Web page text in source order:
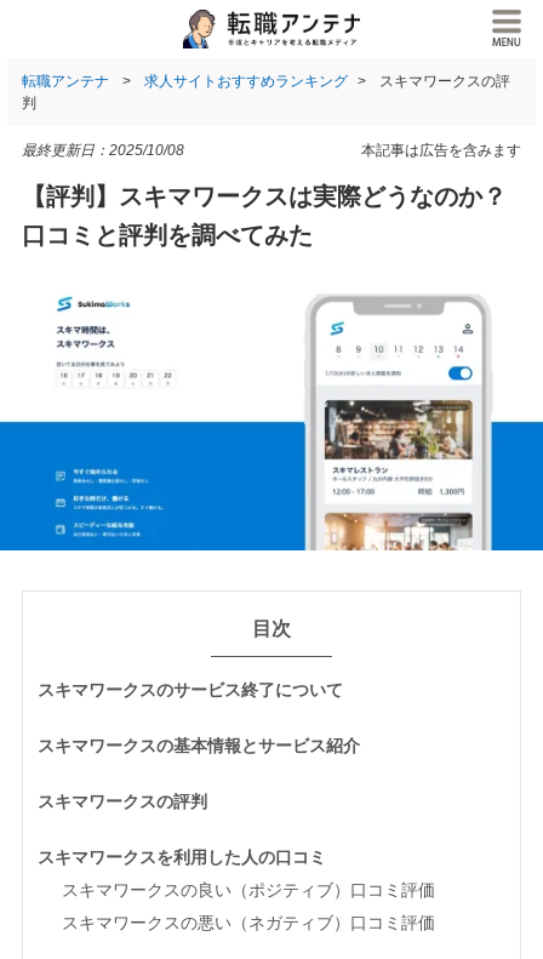
転職アンテナ 求人サイトおすすめランキング
スキマワークスの評
判
本記事は広告を含みます
最終更新日： 2025/10/08
【評判】スキマワークスは実際どうなのか？
口コミと評判を調べてみた
目次
スキマワークスのサービス終了について
スキマワークスの基本情報とサービス紹介
スキマワークスの評判
スキマワークスを利用した人の口コミ
スキマワークスの良い（ポジティブ）口コミ評価
スキマワークスの悪い（ネガティブ）口コミ評価